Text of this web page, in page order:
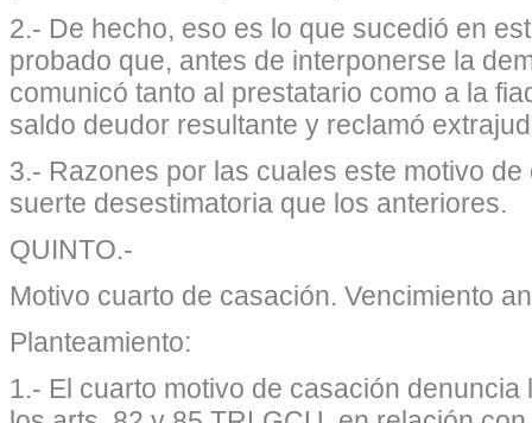
2.- De hecho, eso es lo que sucedió en
probado que, antes de interponerse la
comunicó tanto al prestatario como a la
saldo deudor resultante y reclamó
3.- Razones por las cuales este motivo
suerte desestimatoria que los anteriores.
QUINTO.-
Motivo cuarto de casación. Vencimiento
Planteamiento:
1.- El cuarto motivo de casación